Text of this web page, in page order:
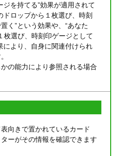
ジを持てる”効果が適用されて
ドロップから１枚選び、時刻
く”という効果や、“あなた
枚選び、時刻印ゲージとして
により、自身に関連付けられ
の能力により参照される場合
向きで置かれているカード
ーがその情報を確認できます